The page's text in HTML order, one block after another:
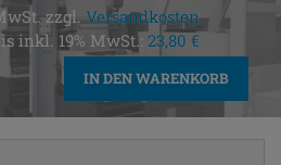
zzgl. Versandkosten
inkl. 19% MwSt.: 23,80 €
IN DEN WARENKORB